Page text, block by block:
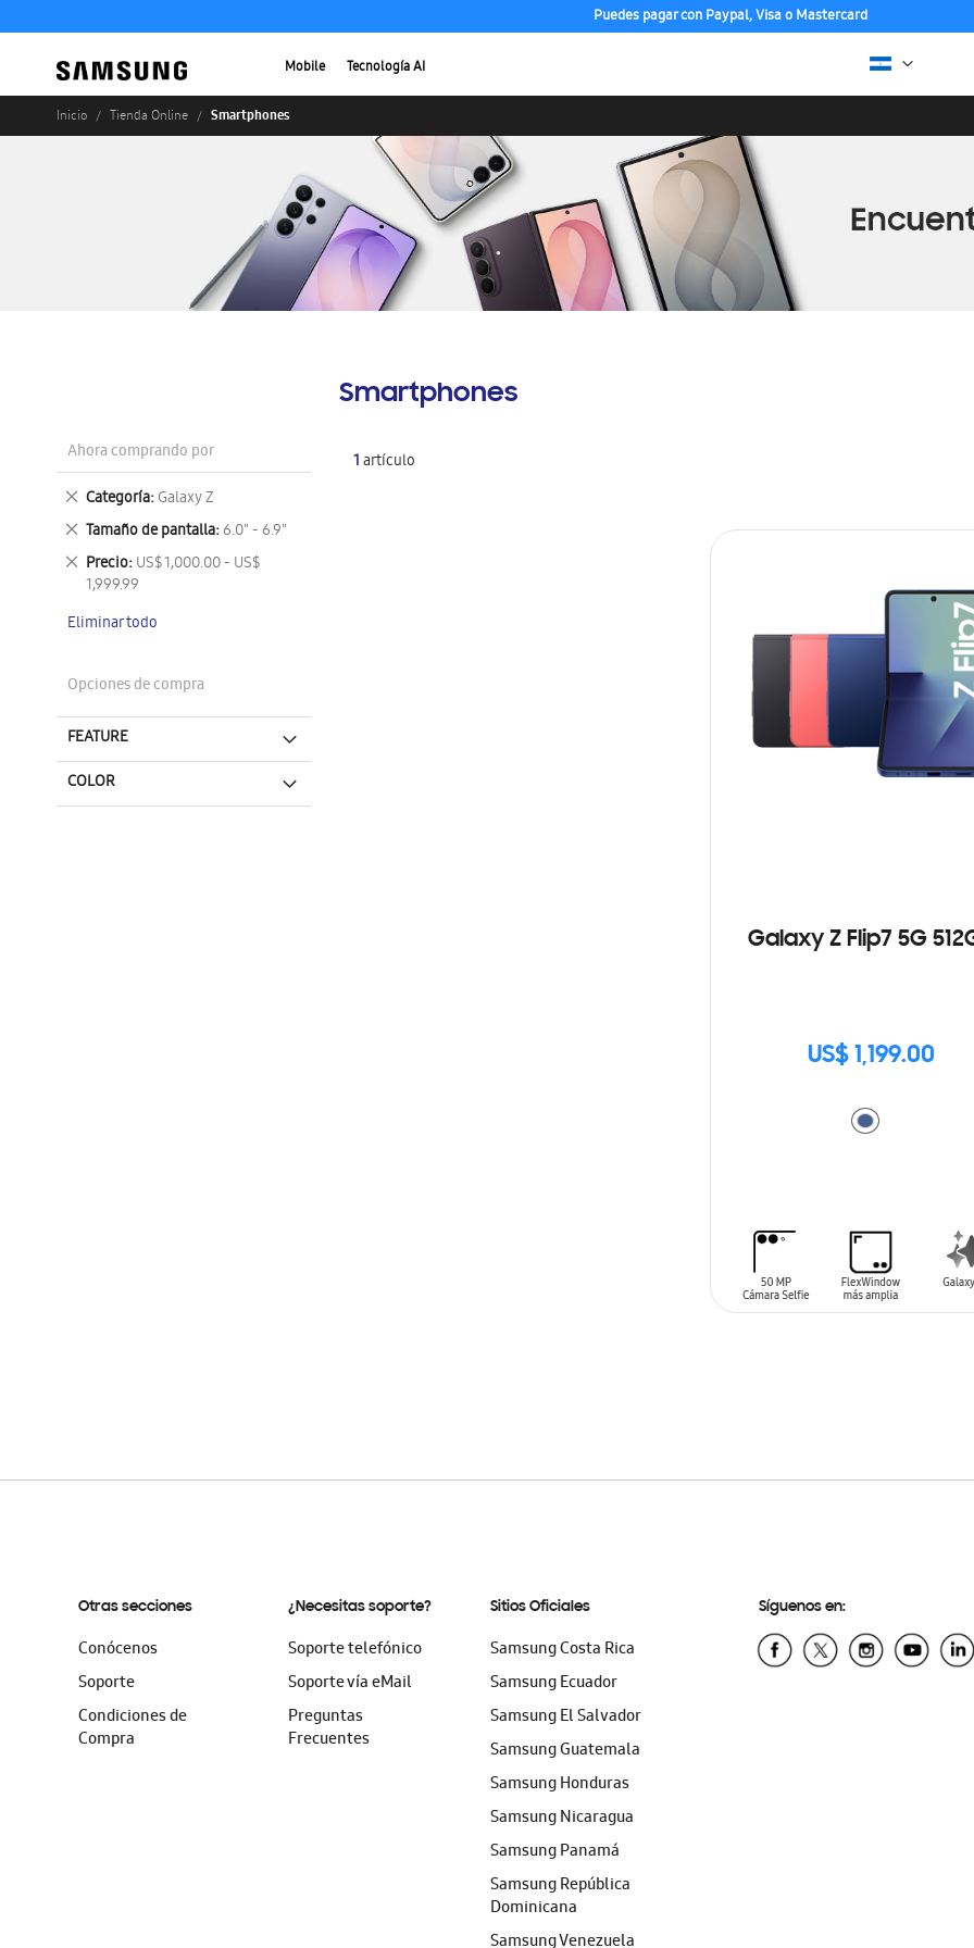
Puedes pagar con Paypal, Visa o Mastercard
Mobile Tecnología AI
Inicio Tienda Online Smartphones
Smartphones
1artículo
Galaxy Z Flip7 5G
US$ 1,199.00
Ahora comprando por
Categoría Galaxy Z
Eliminar
este
artículo
Tamaño de pantalla 6.0" - 6.9"
Eliminar
este
artículo
Precio US$ 1,000.00 - US$
1,999.99
Eliminar
este
Eliminar todo
Opciones de compra
FEATURE
COLOR
Otras secciones
Conócenos
Soporte
Condiciones de
Compra
¿Necesitas soporte?
Soporte telefónico
Soporte vía eMail
Preguntas
Frecuentes
Sitios Oficiales
Samsung Costa Rica
Samsung Ecuador
Samsung El Salvador
Samsung Guatemala
Samsung Honduras
Samsung Nicaragua
Samsung Panamá
Samsung República
Dominicana
Samsung Venezuela
Síguenos en: